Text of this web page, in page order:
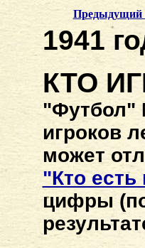
Предыдущий
1941
КТО
"Футбол"
игроков
может
"Кто есть
цифры